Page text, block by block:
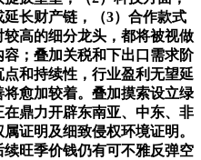
长财产链，（3）合作款式
高的细分龙头，都将被视做
；叠加关税和下出口需求阶
和持续性，行业盈利无望延
愈加较着。叠加摸索设立绿
鼎力开辟东南亚、中东、非
证明及细致侵权环境证明。
旺季价钱仍有可不雅反弹空